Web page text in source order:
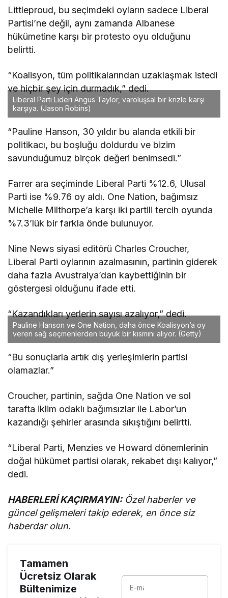
Littleproud, bu seçimdeki oyların sadece Liberal
Partisi’ne değil, aynı zamanda Albanese
hükümetine karşı bir protesto oyu olduğunu
belirtti.
“Koalisyon, tüm politikalarından uzaklaşmak istedi
ve hiçbir şey için durmadık,” dedi.
Liberal Parti Lideri Angus Taylor, varoluşsal bir krizle karşı
karşıya. (Jason Robins)
“Pauline Hanson, 30 yıldır bu alanda etkili bir
politikacı, bu boşluğu doldurdu ve bizim
savunduğumuz birçok değeri benimsedi.”
Farrer ara seçiminde Liberal Parti %12.6, Ulusal
Parti ise %9.76 oy aldı. One Nation, bağımsız
Michelle Milthorpe’a karşı iki partili tercih oyunda
%7.3’lük bir farkla önde bulunuyor.
Nine News siyasi editörü Charles Croucher,
Liberal Parti oylarının azalmasının, partinin giderek
daha fazla Avustralya’dan kaybettiğinin bir
göstergesi olduğunu ifade etti.
“Kazandıkları yerlerin sayısı azalıyor,” dedi.
Pauline Hanson ve One Nation, daha önce Koalisyon’a oy
veren sağ seçmenlerden büyük bir kısmını alıyor. (Getty)
“Bu sonuçlarla artık dış yerleşimlerin partisi
olamazlar.”
Croucher, partinin, sağda One Nation ve sol
tarafta iklim odaklı bağımsızlar ile Labor’un
kazandığı şehirler arasında sıkıştığını belirtti.
“Liberal Parti, Menzies ve Howard dönemlerinin
doğal hükümet partisi olarak, rekabet dışı kalıyor,”
dedi.
HABERLERİ KAÇIRMAYIN: Özel haberler ve
güncel gelişmeleri takip ederek, en önce siz
haberdar olun.
Tamamen
Ücretsiz Olarak
Bültenimize